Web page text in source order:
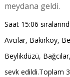
meydana geldi.
Saat 15:06
Avcılar, Bakırköy,
Beylikdüzü,
sevk edildi.Toplam